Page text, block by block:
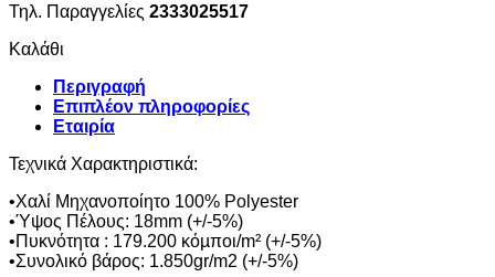
Τηλ. Παραγγελίες 2333025517
Καλάθι
Περιγραφή
Επιπλέον πληροφορίες
Εταιρία
Τεχνικά Χαρακτηριστικά:
•Χαλί Μηχανοποίητο 100% Polyester
•Ύψος Πέλους: 18mm (+/-5%)
•Πυκνότητα : 179.200 κόµποι/m² (+/-5%)
•Συνολικό βάρος: 1.850gr/m2 (+/-5%)